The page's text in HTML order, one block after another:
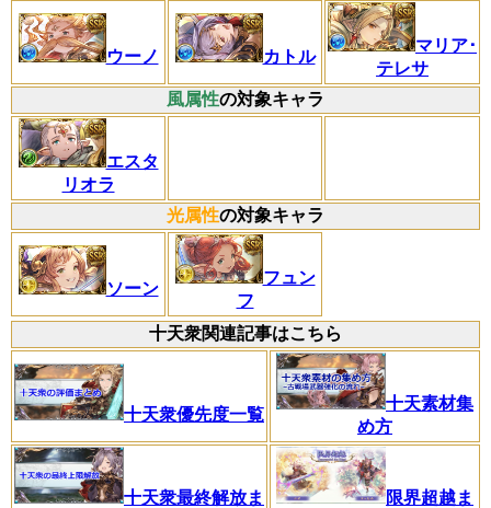
ウーノ カトル
マリア･
テレサ
風属性の対象キャラ
エスタ
リオラ
光属性の対象キャラ
ソーン
フュン
フ
十天衆関連記事はこちら
十天衆優先度一覧
十天素材集
め方
十天衆最終解放ま 限界超越ま